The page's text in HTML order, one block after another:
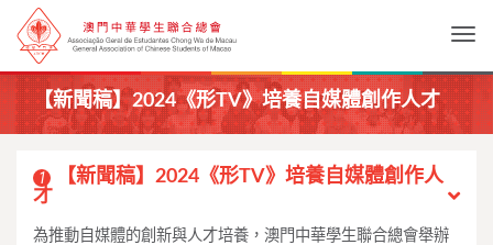
【新聞稿】2024《形TV》培養自媒體創作人才
1
【新聞稿】2024《形TV》培養自媒體創作人
才
為推動自媒體的創新與人才培養，澳門中華學生聯合總會舉辦